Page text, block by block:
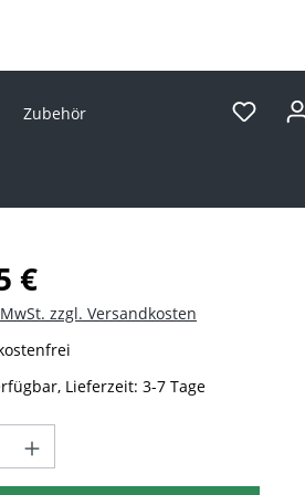
Zubehör
€
zzgl. Versandkosten
Lieferzeit: 3-7 Tage
Anzahl: Gib den